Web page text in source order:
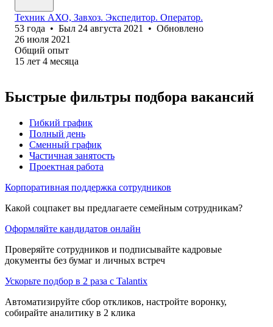
Техник АХО, Завхоз. Экспедитор. Оператор.
53 года • Был 24 августа 2021 • Обновлено
26 июля 2021
Общий опыт
15 лет 4 месяца
Быстрые фильтры подбора вакансий
Гибкий график
Полный день
Сменный график
Частичная занятость
Проектная работа
Корпоративная поддержка сотрудников
Какой соцпакет вы предлагаете семейным сотрудникам?
Оформляйте кандидатов онлайн
Проверяйте сотрудников и подписывайте кадровые
документы без бумаг и личных встреч
Ускорьте подбор в 2 раза с Talantix
Автоматизируйте сбор откликов, настройте воронку,
собирайте аналитику в 2 клика